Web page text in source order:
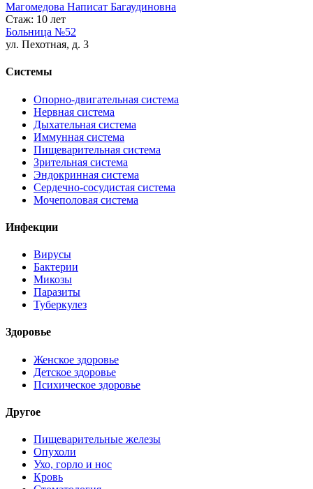
Магомедова Написат Багаудиновна
Стаж: 10 лет
Больница №52
ул. Пехотная, д. 3
Системы
Опорно-двигательная система
Нервная система
Дыхательная система
Иммунная система
Пищеварительная система
Зрительная система
Эндокринная система
Сердечно-сосудистая система
Мочеполовая система
Инфекции
Вирусы
Бактерии
Микозы
Паразиты
Туберкулез
Здоровье
Женское здоровье
Детское здоровье
Психическое здоровье
Другое
Пищеварительные железы
Опухоли
Ухо, горло и нос
Кровь